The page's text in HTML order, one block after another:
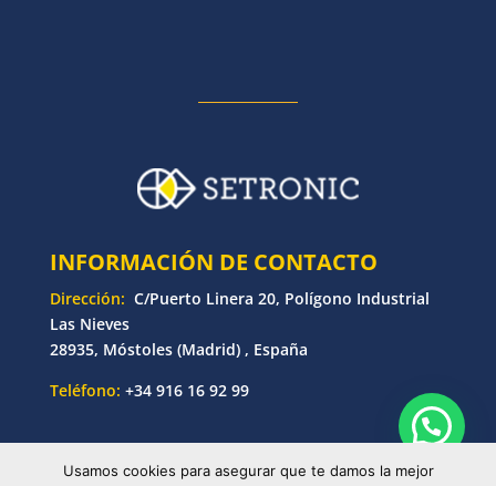
INFORMACIÓN DE CONTACTO
Dirección: C/Puerto Linera 20, Polígono Industrial
Las Nieves
28935, Móstoles (Madrid) , España
Teléfono: +34 916 16 92 99
Usamos cookies para asegurar que te damos la mejor